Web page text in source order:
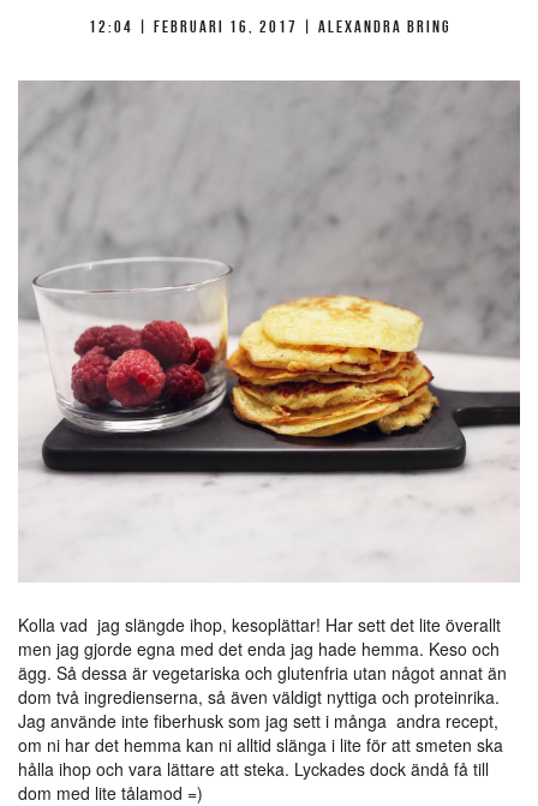
12:04 | februari 16, 2017 | Alexandra Bring
Kolla vad jag slängde ihop, kesoplättar! Har sett det lite överallt
men jag gjorde egna med det enda jag hade hemma. Keso och
ägg. Så dessa är vegetariska och glutenfria utan något annat än
dom två ingredienserna, så även väldigt nyttiga och proteinrika.
Jag använde inte fiberhusk som jag sett i många andra recept,
om ni har det hemma kan ni alltid slänga i lite för att smeten ska
hålla ihop och vara lättare att steka. Lyckades dock ändå få till
dom med lite tålamod =)